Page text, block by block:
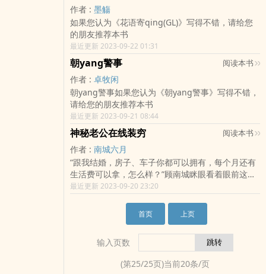
作者 : 墨觴
如果您认为《花语寄qing(GL)》写得不错，请给您
的朋友推荐本书
最近更新 2023-09-22 01:31
朝yang警事 阅读本书
作者 : 卓牧闲
朝yang警事如果您认为《朝yang警事》写得不错，
请给您的朋友推荐本书
最近更新 2023-09-21 08:44
神秘老公在线装穷 阅读本书
作者 : 南城六月
“跟我结婚，房子、车子你都可以拥有，每个月还有
生活费可以拿，怎么样？”顾南城眯眼看着眼前这个
一脸高傲的女人，“和我结婚，你就是看中了我的一
无所有？”唐亦可点tou，“对，就是因为你很穷。”只
是，婚后……谁能告诉她，她这个穷酸老公怎么摇
shen一变，成为跨国集团的总裁，还shen价上亿
呢？如果您认为《神秘老公在线装穷》写得不错，
请给您的朋友推荐本书
最近更新 2023-09-20 23:20
首页 上页
输入页数
(第25/25页)当前20条/页